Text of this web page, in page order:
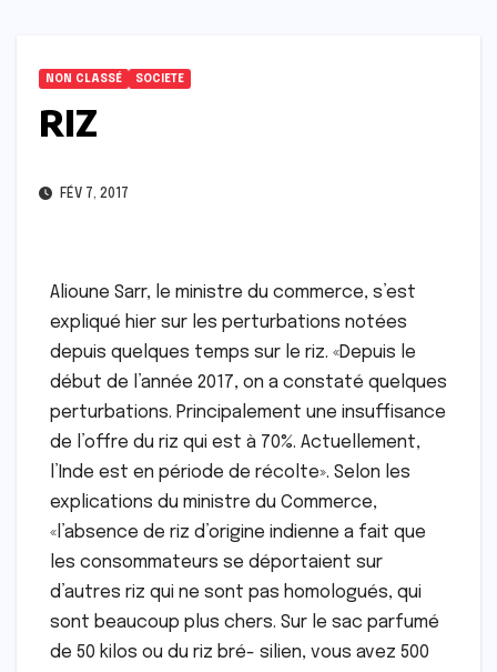
NON CLASSÉ SOCIETE
RIZ
FÉV 7, 2017
Alioune Sarr, le ministre du commerce, s’est
expliqué hier sur les perturbations notées
depuis quelques temps sur le riz. «Depuis le
début de l’année 2017, on a constaté quelques
perturbations. Principalement une insuffisance
de l’offre du riz qui est à 70%. Actuellement,
l’Inde est en période de récolte». Selon les
explications du ministre du Commerce,
«l’absence de riz d’origine indienne a fait que
les consommateurs se déportaient sur
d’autres riz qui ne sont pas homologués, qui
sont beaucoup plus chers. Sur le sac parfumé
de 50 kilos ou du riz bré- silien, vous avez 500